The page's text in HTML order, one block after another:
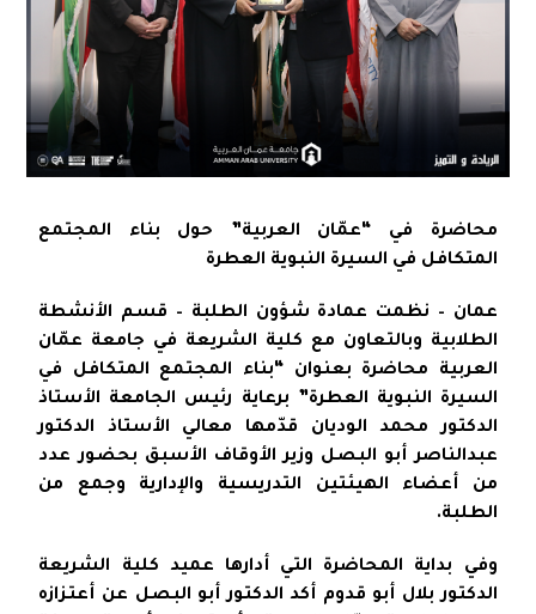
محاضرة في “عمّان العربية” حول بناء المجتمع
المتكافل في السيرة النبوية العطرة
عمان – نظمت عمادة شؤون الطلبة – قسم الأنشطة
الطلابية وبالتعاون مع كلية الشريعة في جامعة عمّان
العربية محاضرة بعنوان “بناء المجتمع المتكافل في
السيرة النبوية العطرة” برعاية رئيس الجامعة الأستاذ
الدكتور محمد الوديان قدّمها معالي الأستاذ الدكتور
عبدالناصر أبو البصل وزير الأوقاف الأسبق بحضور عدد
من أعضاء الهيئتين التدريسية والإدارية وجمع من
الطلبة.
وفي بداية المحاضرة التي أدارها عميد كلية الشريعة
الدكتور بلال أبو قدوم أكد الدكتور أبو البصل عن أعتزازه